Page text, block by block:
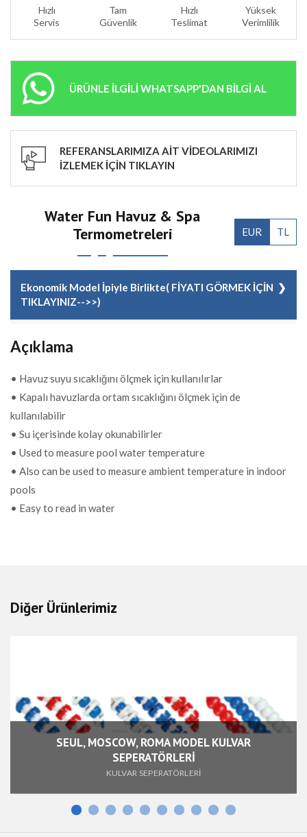
Hızlı
Servis
Tam
Güvenlik
Hızlı
Teslimat
Yüksek
Verimlilik
ÜRÜNLE İLGİLİ WHATSAPP'DAN BİLGİ AL
REFERANSLARIMIZA AİT VİDEOLARIMIZI
İZLEMEK İÇİN TIKLAYIN
Water Fun Havuz & Spa
Termometreleri
EUR TL
Ekonomik Model İpiyle Birlikte( FİYATI GÖRMEK İÇİN
TIKLAYINIZ-->>)
Açıklama
• Havuz suyu sıcaklığını ölçmek için kullanılırlar
• Kapalı havuzlarda ortam sıcaklığını ölçmek için de
kullanılabilir
• Su içerisinde kolay okunabilirler
• Used to measure pool water temperature
• Also can be used to measure ambient temperature in indoor
pools
• Easy to read in water
Diğer Ürünlerimiz
SEUL, MOSCOW, ROMA MODEL KULVAR
SEPERATÖRLERİ
KULVAR SEPERATÖRLERİ